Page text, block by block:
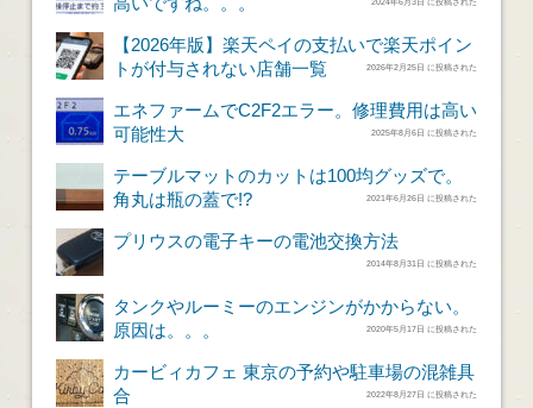
2024年6月3日 に投稿された
【2026年版】楽天ペイの支払いで楽天ポイン
トが付与されない店舗一覧
2026年2月25日 に投稿された
エネファームでC2F2エラー。修理費用は高い
可能性大
2025年8月6日 に投稿された
テーブルマットのカットは100均グッズで。
角丸は瓶の蓋で!?
2021年6月26日 に投稿された
プリウスの電子キーの電池交換方法
2014年8月31日 に投稿された
タンクやルーミーのエンジンがかからない。
原因は。。。
2020年5月17日 に投稿された
カービィカフェ 東京の予約や駐車場の混雑具
合
2022年8月27日 に投稿された